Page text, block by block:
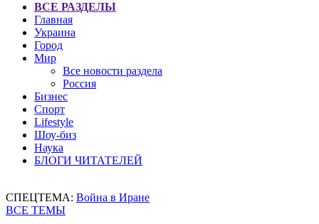
ВСЕ РАЗДЕЛЫ
Главная
Украина
Город
Мир
Все новости раздела
Россия
Бизнес
Спорт
Lifestyle
Шоу-биз
Наука
БЛОГИ ЧИТАТЕЛЕЙ
СПЕЦТЕМА: Война в Иране
ВСЕ ТЕМЫ